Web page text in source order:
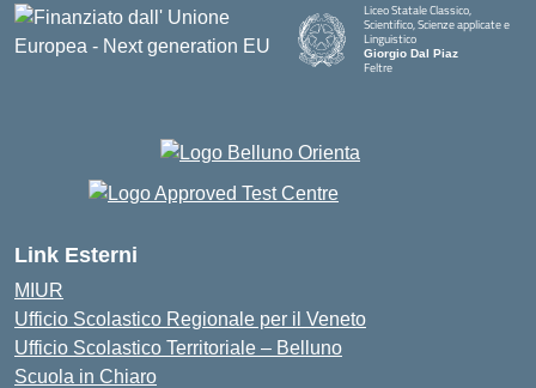
Liceo Statale Classico,
Scientifico, Scienze applicate e
Linguistico
Giorgio Dal Piaz
Feltre
Link Esterni
MIUR
Ufficio Scolastico Regionale per il Veneto
Ufficio Scolastico Territoriale – Belluno
Scuola in Chiaro